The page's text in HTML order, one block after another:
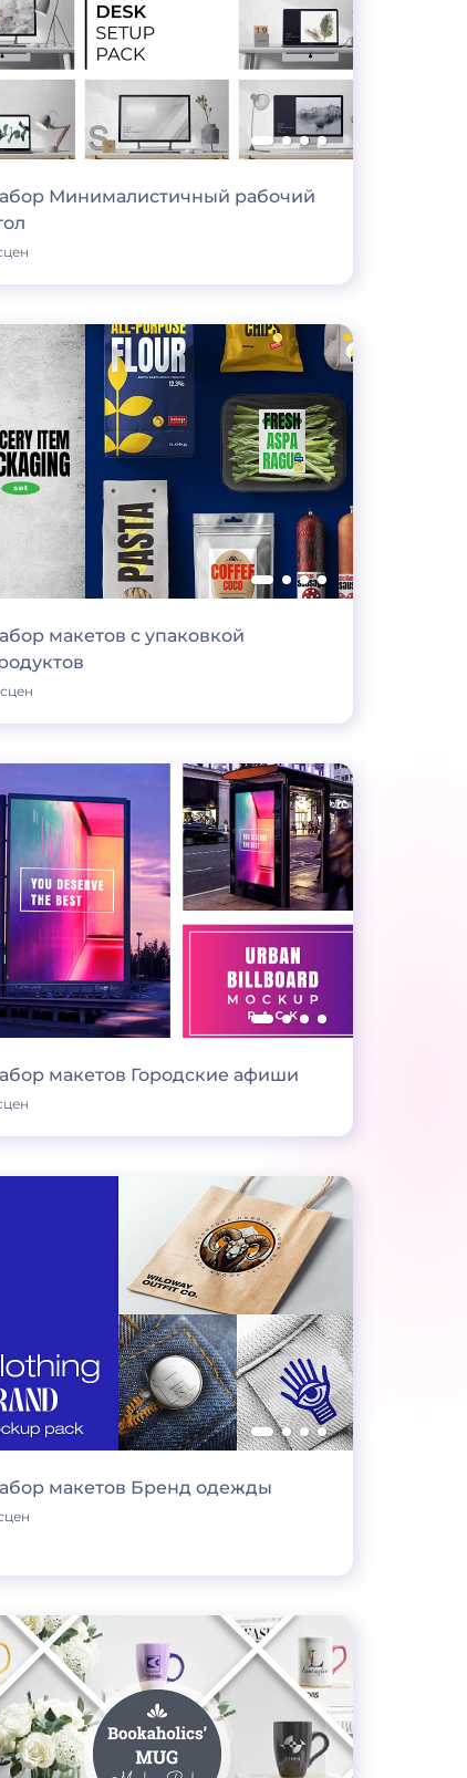
Минималистичный рабочий
макетов с упаковкой
сцен
макетов Городские афиши
макетов Бренд одежды